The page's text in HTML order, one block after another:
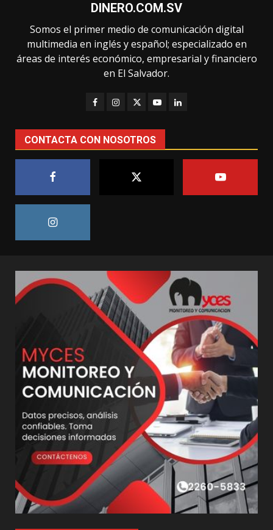
DINERO.COM.SV
Somos el primer medio de comunicación digital
multimedia en inglés y español; especializado en
áreas de interés económico, empresarial y financiero
en El Salvador.
CONTACTA CON NOSOTROS